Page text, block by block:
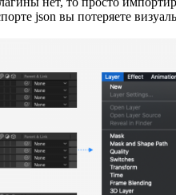
json вы потеряете